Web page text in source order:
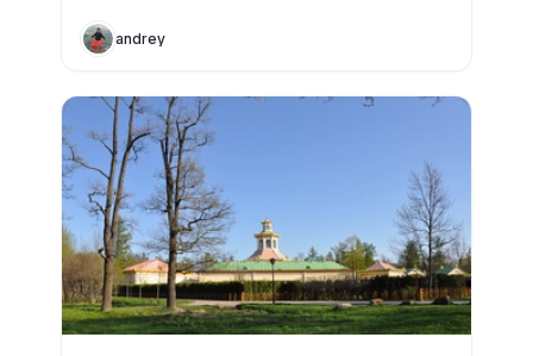
andrey